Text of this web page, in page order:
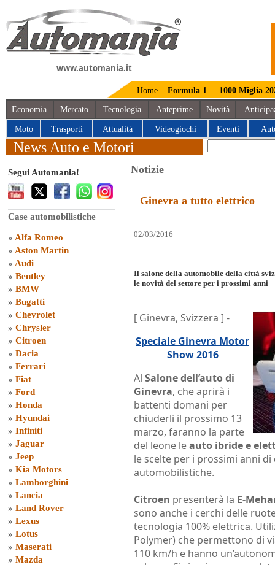
www.automania.it
Home Formula 1 1000 Miglia
Economia Mercato Tecnologia Anteprime Novità
Moto Trasporti Attualità Videogiochi Eventi
News Auto e Motori
Segui Automania!
Case automobilistiche
» Alfa Romeo
» Aston Martin
» Audi
» Bentley
» BMW
» Bugatti
» Chevrolet
» Chrysler
» Citroen
» Dacia
» Ferrari
» Fiat
» Ford
» Honda
» Hyundai
» Infiniti
» Jaguar
» Jeep
» Kia Motors
» Lamborghini
» Lancia
» Land Rover
» Lexus
» Lotus
» Maserati
» Mazda
Notizie
Ginevra a tutto elettrico
02/03/2016
Il salone della automobile della città
le novità del settore per i prossimi anni
[ Ginevra, Svizzera ] -
Speciale Ginevra Motor
Show 2016
Al Salone dell’auto di
Ginevra, che aprirà i
battenti domani per
chiuderli il prossimo 13
marzo, faranno la parte
del leone leauto ibride e
le scelte per i prossimi anni
automobilistiche.
Citroen presenterà la E-
sono anche i cerchi delle
tecnologia 100% elettrica.
Polymer) che permettono di
110 km/h e hanno